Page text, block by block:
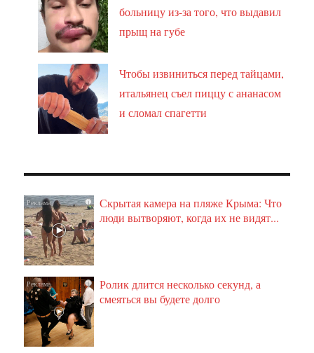
больницу из-за того, что выдавил
прыщ на губе
Чтобы извиниться перед тайцами,
итальянец съел пиццу с ананасом
и сломал спагетти
i
Скрытая камера на пляже Крыма: Что
люди вытворяют, когда их не видят...
i
Ролик длится несколько секунд, а
смеяться вы будете долго